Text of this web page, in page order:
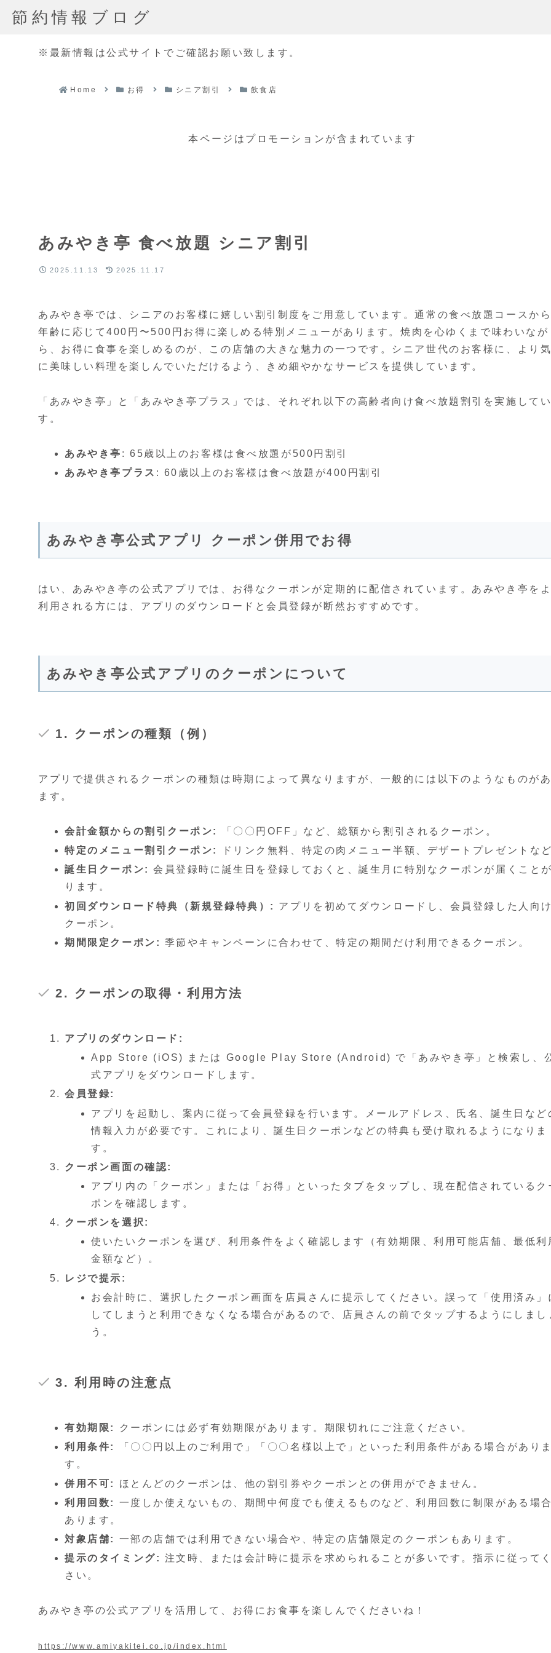
節約情報ブログ
※最新情報は公式サイトでご確認お願い致します。
Home お得 シニア割引 飲食店
本ページはプロモーションが含まれています
あみやき亭 食べ放題 シニア割引
2025.11.13 2025.11.17
あみやき亭では、シニアのお客様に嬉しい割引制度をご用意しています。通常の食べ放題コースから
年齢に応じて400円〜500円お得に楽しめる特別メニューがあります。焼肉を心ゆくまで味わいなが
ら、お得に食事を楽しめるのが、この店舗の大きな魅力の一つです。シニア世代のお客様に、より
に美味しい料理を楽しんでいただけるよう、きめ細やかなサービスを提供しています。
「あみやき亭」と「あみやき亭プラス」では、それぞれ以下の高齢者向け食べ放題割引を実施してい
す。
あみやき亭 : 65歳以上のお客様は食べ放題が500円割引
あみやき亭プラス : 60歳以上のお客様は食べ放題が400円割引
あみやき亭公式アプリ クーポン併用でお得
はい、あみやき亭の公式アプリでは、お得なクーポンが定期的に配信されています。あみやき亭をよ
利用される方には、アプリのダウンロードと会員登録が断然おすすめです。
あみやき亭公式アプリのクーポンについて
1. クーポンの種類（例）
アプリで提供されるクーポンの種類は時期によって異なりますが、一般的には以下のようなものがあ
ます。
会計金額からの割引クーポン:
「〇〇円OFF」など、総額から割引されるクーポン。
特定のメニュー割引クーポン:
ドリンク無料、特定の肉メニュー半額、デザートプレゼントなど
誕生日クーポン: 会員登録時に誕生日を登録しておくと、誕生月に特別なクーポンが届くこと
ります。
初回ダウンロード特典（新規登録特典）:
アプリを初めてダウンロードし、会員登録した人向
クーポン。
期間限定クーポン: 季節やキャンペーンに合わせて、特定の期間だけ利用できるクーポン。
2. クーポンの取得・利用方法
アプリのダウンロード:
App Store (iOS) または Google Play Store (Android) で「あみやき亭」と検索し、
式アプリをダウンロードします。
会員登録:
アプリを起動し、案内に従って会員登録を行います。メールアドレス、氏名、誕生日など
情報入力が必要です。これにより、誕生日クーポンなどの特典も受け取れるようになりま
す。
クーポン画面の確認:
アプリ内の「クーポン」または「お得」といったタブをタップし、現在配信されているク
ポンを確認します。
クーポンを選択:
使いたいクーポンを選び、利用条件をよく確認します（有効期限、利用可能店舗、最低利
金額など）。
レジで提示:
お会計時に、選択したクーポン画面を店員さんに提示してください。誤って「使用済み」
してしまうと利用できなくなる場合があるので、店員さんの前でタップするようにしまし
う。
3. 利用時の注意点
有効期限:
クーポンには必ず有効期限があります。期限切れにご注意ください。
利用条件:
「〇〇円以上のご利用で」「〇〇名様以上で」といった利用条件がある場合がありま
す。
併用不可:
ほとんどのクーポンは、他の割引券やクーポンとの併用ができません。
利用回数:
一度しか使えないもの、期間中何度でも使えるものなど、利用回数に制限がある場
あります。
対象店舗:
一部の店舗では利用できない場合や、特定の店舗限定のクーポンもあります。
提示のタイミング: 注文時、または会計時に提示を求められることが多いです。指示に従って
さい。
あみやき亭の公式アプリを活用して、お得にお食事を楽しんでくださいね！
https://www.amiyakitei.co.jp/index.html